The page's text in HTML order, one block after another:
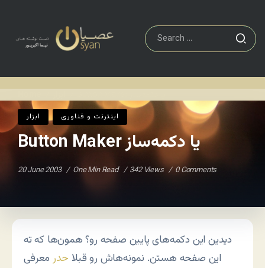
ابزار اينترنت و فناوری
Button Maker يا دکمه‌ساز
20 June 2003 One Min Read 342 Views 0 Comments
دیدین این دکمه‌های پایین صفحه رو؟ همون‌ها که ته
این صفحه هستن. نمونه‌هاش رو قبلا حدر معرفی